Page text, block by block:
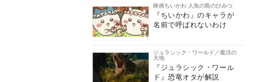
映画ちいかわ 人魚の島のひみつ
『ちいかわ』のキャラが
名前で呼ばれないわけ
ジュラシック・ワールド／復活の
大地
『ジュラシック・ワール
ド』恐竜オタが解説